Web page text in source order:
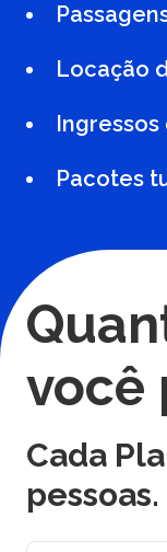
Locação
Pacotes
você
Cada
pessoas.